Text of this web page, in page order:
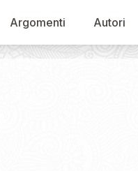
Argomenti Autori